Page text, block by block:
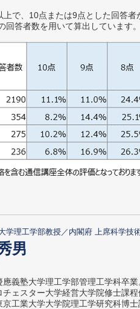
で、10点または9点とした回答者
答者数を用いて算出しています。
学理工学部教授／内閣府 上席科学技
男
義塾大学理工学部管理工学科卒業
チェスター大学経営大学院修士課程
京工業大学大学院理工学研究科博